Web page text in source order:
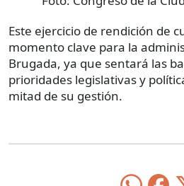
Este ejercicio de rendición de
momento clave para la
Brugada, ya que sentará las
prioridades legislativas y
mitad de su gestión.